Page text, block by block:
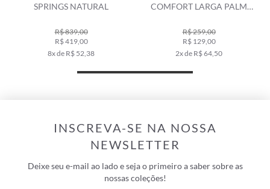
SPRINGS NATURAL
R$ 839,00
R$ 419,00
8x de R$ 52,38
COMFORT LARGA PALM
R$ 259,00
R$ 129,00
2x de R$ 64,50
INSCREVA-SE NA NOSSA
NEWSLETTER
Deixe seu e-mail ao lado e seja o primeiro a saber sobre as
nossas coleções!